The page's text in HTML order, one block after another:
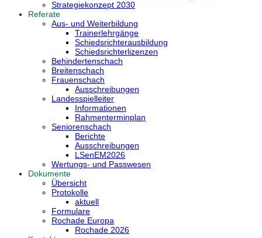
Strategiekonzept 2030
Referate
Aus- und Weiterbildung
Trainerlehrgänge
Schiedsrichterausbildung
Schiedsrichterlizenzen
Behindertenschach
Breitenschach
Frauenschach
Ausschreibungen
Landesspielleiter
Informationen
Rahmenterminplan
Seniorenschach
Berichte
Ausschreibungen
LSenEM2026
Wertungs- und Passwesen
Dokumente
Übersicht
Protokolle
aktuell
Formulare
Rochade Europa
Rochade 2026